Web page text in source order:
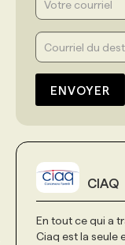
ENVOYER
CIAQ
En tout ce qui a
Ciaq est la seule